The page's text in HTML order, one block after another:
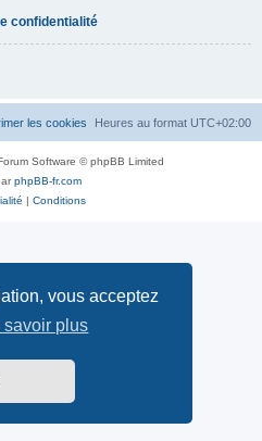
vous acceptez
savoir plus
confidentialité
Heures au format UTC+02:00
les cookies
Software © phpBB Limited
phpBB-fr.com
| Conditions